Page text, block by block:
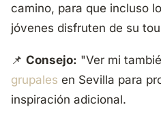
camino, para que incluso
jóvenes disfruten de su
📌 Consejo: "Ver mi
grupales en Sevilla para
inspiración adicional.